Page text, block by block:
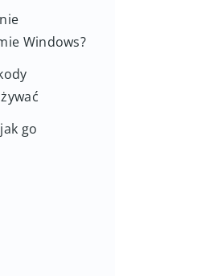
Windows?
go